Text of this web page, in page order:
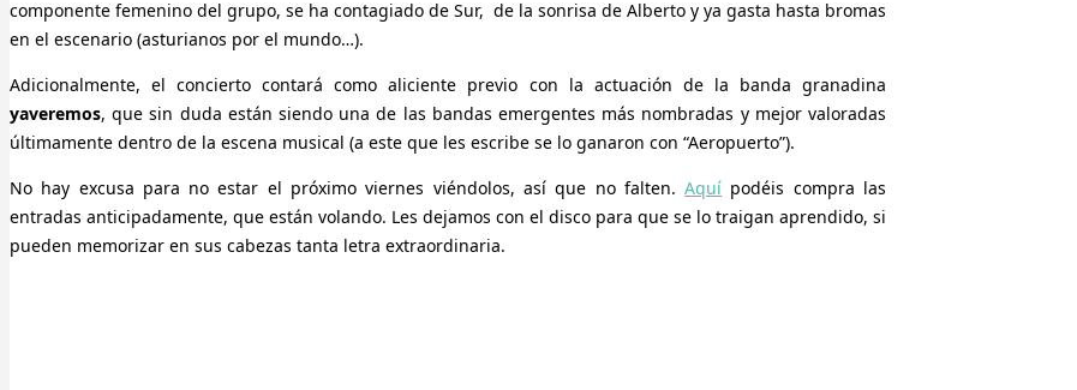
componente femenino del grupo, se ha contagiado de Sur, de la sonrisa de Alberto y ya gasta hasta bromas
en el escenario (asturianos por el mundo…).
Adicionalmente, el concierto contará como aliciente previo con la actuación de la banda granadina
yaveremos, que sin duda están siendo una de las bandas emergentes más nombradas y mejor valoradas
últimamente dentro de la escena musical (a este que les escribe se lo ganaron con “Aeropuerto”).
No hay excusa para no estar el próximo viernes viéndolos, así que no falten.Aquí podéis compra las
entradas anticipadamente, que están volando. Les dejamos con el disco para que se lo traigan aprendido, si
pueden memorizar en sus cabezas tanta letra extraordinaria.